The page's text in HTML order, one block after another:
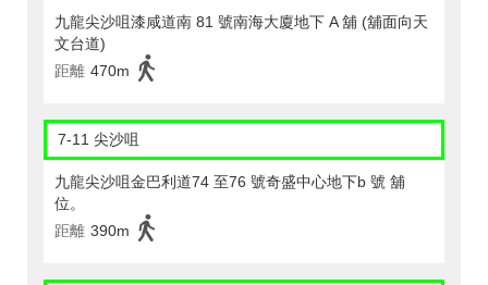
九龍尖沙咀漆咸道南 81 號南海大廈地下 A 舖 (舖面向天
文台道)
距離 470m
7-11 尖沙咀
九龍尖沙咀金巴利道74 至76 號奇盛中心地下b 號 舖
位。
距離 390m